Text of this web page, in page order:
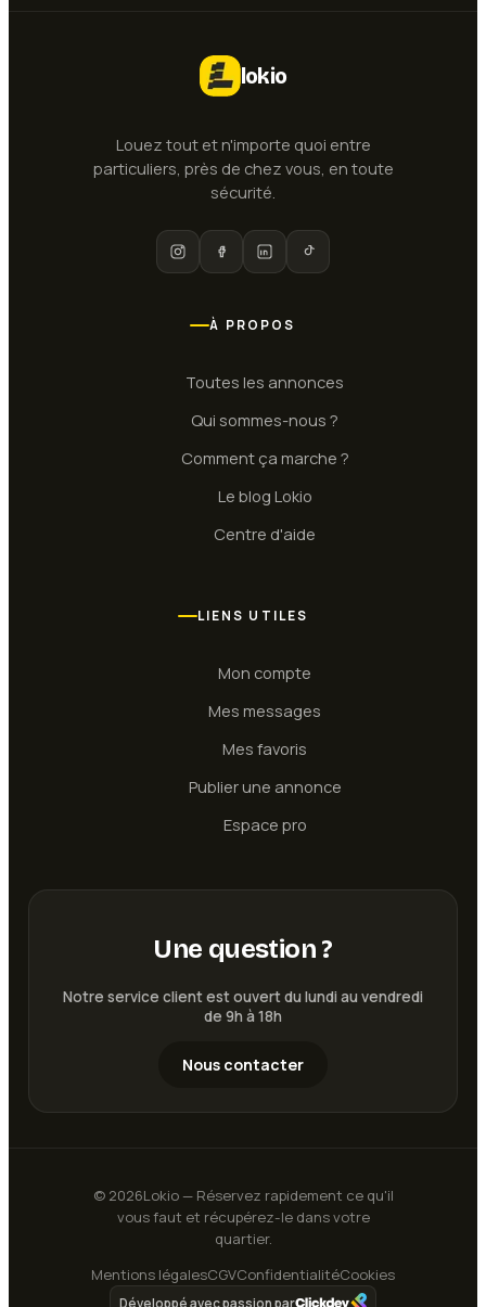
Publier une annonce
lokio
Louez tout et n'importe quoi entre
particuliers, près de chez vous, en toute
sécurité.
À PROPOS
Toutes les annonces
Qui sommes-nous ?
Comment ça marche ?
Le blog Lokio
Centre d'aide
LIENS UTILES
Mon compte
Mes messages
Mes favoris
Publier une annonce
Espace pro
Une question ?
Notre service client est ouvert du lundi au vendredi
de 9h à 18h
Nous contacter
© 2026Lokio — Réservez rapidement ce qu'il
vous faut et récupérez-le dans votre
quartier.
Mentions légalesCGVConfidentialitéCookies
Développé avec passion par